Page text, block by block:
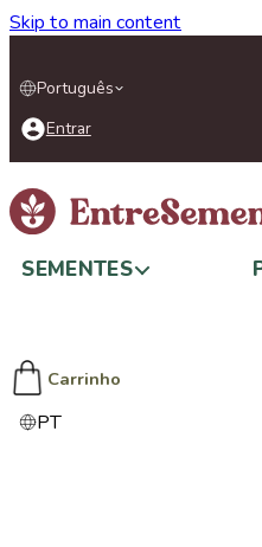
Skip to main content
Português
Entrar
SEMENTES
Carrinho
PT